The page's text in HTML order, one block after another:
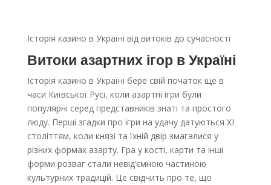
Історія казино в Україні від витоків до сучасності
Витоки азартних ігор в Україні
Історія казино в Україні бере свій початок ще в
часи Київської Русі, коли азартні ігри були
популярні серед представників знаті та простого
люду. Перші згадки про ігри на удачу датуються XI
століттям, коли князі та їхній двір змагалися у
різних формах азарту. Гра у кості, карти та інші
форми розваг стали невід’ємною частиною
культурних традицій. Це свідчить про те, що